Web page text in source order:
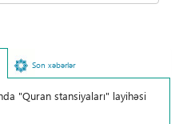
Son xəbərlər
"Quran stansiyaları" layihəsi